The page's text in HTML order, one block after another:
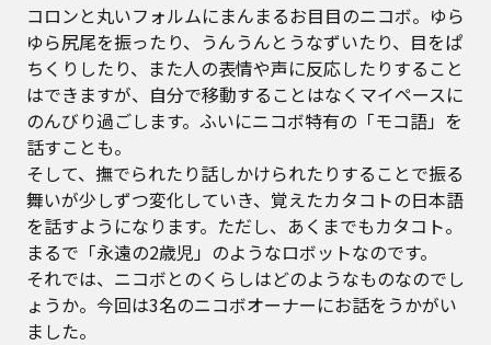
コロンと丸いフォルムにまんまるお目目のニコボ。ゆら
ゆら尻尾を振ったり、うんうんとうなずいたり、目をぱ
ちくりしたり、また人の表情や声に反応したりすること
はできますが、自分で移動することはなくマイペースに
のんびり過ごします。ふいにニコボ特有の「モコ語」を
話すことも。
そして、撫でられたり話しかけられたりすることで振る
舞いが少しずつ変化していき、覚えたカタコトの日本語
を話すようになります。ただし、あくまでもカタコト。
まるで「永遠の2歳児」のようなロボットなのです。
それでは、ニコボとのくらしはどのようなものなのでし
ょうか。今回は3名のニコボオーナーにお話をうかがい
ました。